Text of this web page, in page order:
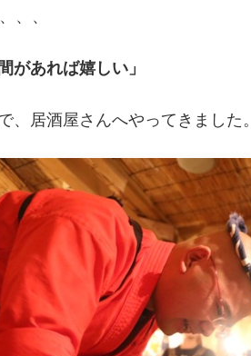
、、
があれば嬉しい」
、居酒屋さんへやってきました。